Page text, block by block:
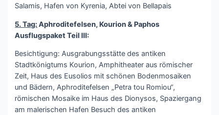
Salamis, Hafen von Kyrenia, Abtei von Bellapais
5. Tag:Aphroditefelsen, Kourion & Paphos
Ausflugspaket Teil III:
Besichtigung: Ausgrabungsstätte des antiken
Stadtkönigtums Kourion, Amphitheater aus römischer
Zeit, Haus des Eusolios mit schönen Bodenmosaiken
und Bädern, Aphroditefelsen „Petra tou Romiou“,
römischen Mosaike im Haus des Dionysos, Spaziergang
am malerischen Hafen Besuch des antiken